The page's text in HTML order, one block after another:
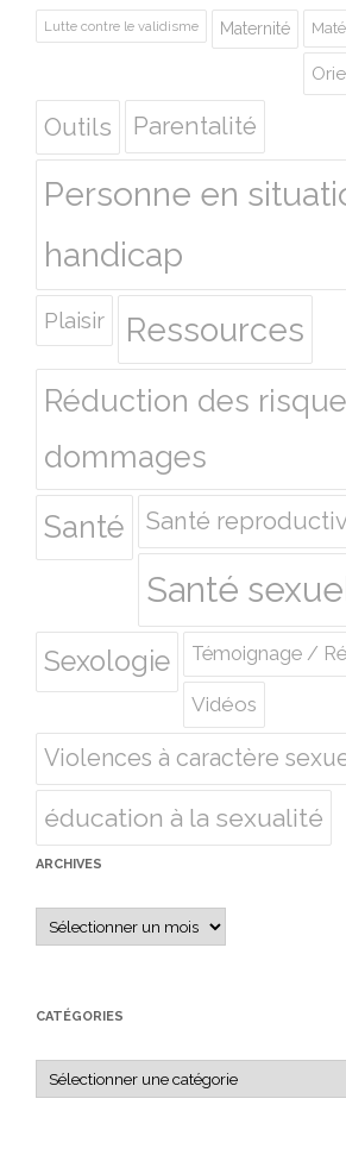
Lutte contre le validisme Maternité
Outils Parentalité
Personne en
handicap
Plaisir Ressources
Réduction des
dommages
Santé
Santé
Santé
Sexologie Témoignage /
Vidéos
Violences à caractère
éducation à la sexualité
ARCHIVES
Archives
CATÉGORIES
Catégories